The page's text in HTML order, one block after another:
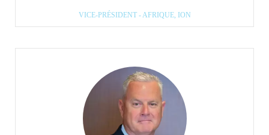
VICE-PRÉSIDENT - AFRIQUE, ION